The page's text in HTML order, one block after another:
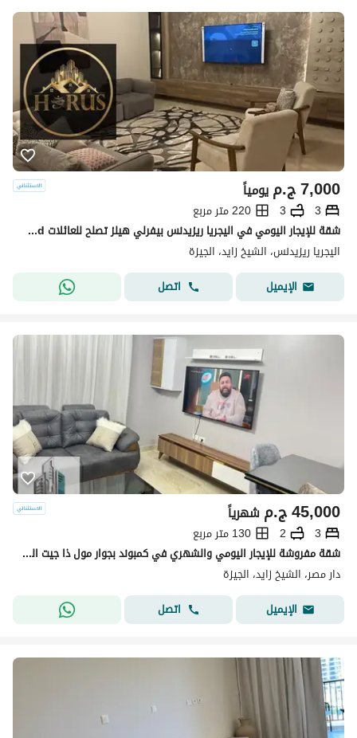
ج.م7,000 يومياً
3
3
220 متر مربع
شقة للإيجار اليومي في اليجريا ريزيدنس بيفرلي هيلز تصلح للعائلات elshikh zayed
اليجريا ريزيدنس، الشيخ زايد، الجيزة
الإيميل
اتصل
ج.م45,000 شهرياً
3
2
130 متر مربع
شقة مفروشة للإيجار اليومي والشهري في كمبوند بجوار مول ذا جيت الشيخ زايد
دار مصر، الشيخ زايد، الجيزة
الإيميل
اتصل